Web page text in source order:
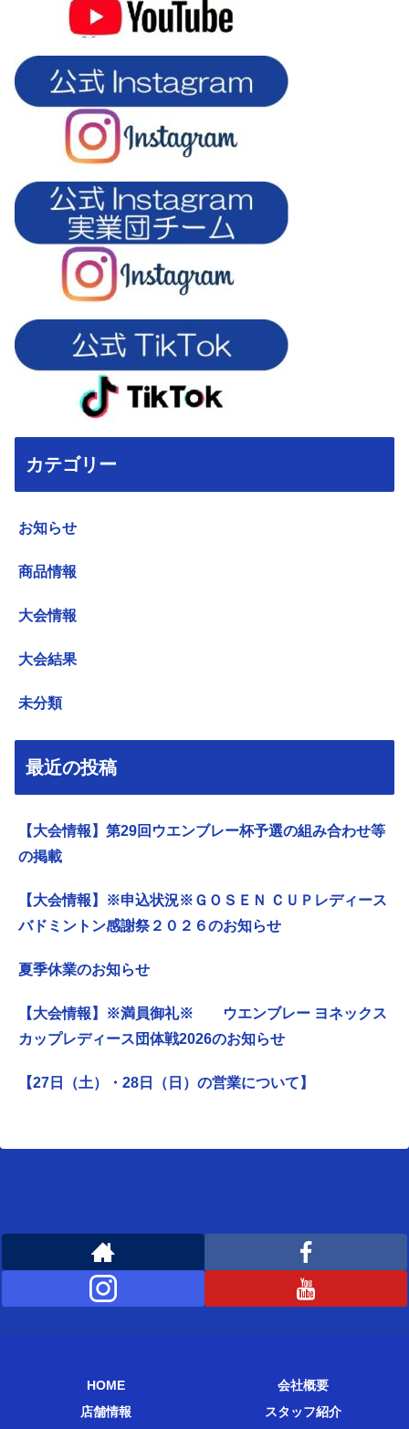
カテゴリー
お知らせ
商品情報
大会情報
大会結果
未分類
最近の投稿
【大会情報】第29回ウエンブレー杯予選の組み合わせ等
の掲載
【大会情報】※申込状況※ＧＯＳＥＮ ＣＵＰレディース
バドミントン感謝祭２０２６のお知らせ
夏季休業のお知らせ
【大会情報】※満員御礼※ ウエンブレー ヨネックス
カップレディース団体戦2026のお知らせ
【27日（土）・28日（日）の営業について】
HOME
会社概要
店舗情報
スタッフ紹介